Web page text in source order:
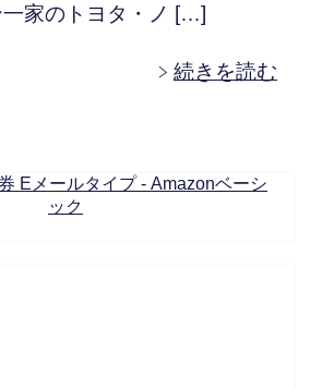
家のトヨタ・ノ […]
続きを読む
Eメールタイプ - Amazonベーシ
ック